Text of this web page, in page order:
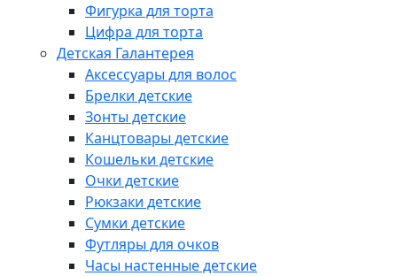
Фигурка для торта
Цифра для торта
Детская Галантерея
Аксессуары для волос
Брелки детские
Зонты детские
Канцтовары детские
Кошельки детские
Очки детские
Рюкзаки детские
Сумки детские
Футляры для очков
Часы настенные детские